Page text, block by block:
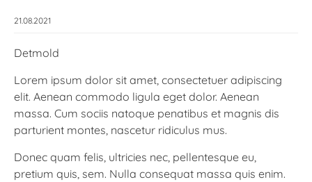
21.08.2021
Detmold
Lorem ipsum dolor sit amet, consectetuer adipiscing
elit. Aenean commodo ligula eget dolor. Aenean
massa. Cum sociis natoque penatibus et magnis dis
parturient montes, nascetur ridiculus mus.
Donec quam felis, ultricies nec, pellentesque eu,
pretium quis, sem. Nulla consequat massa quis enim.